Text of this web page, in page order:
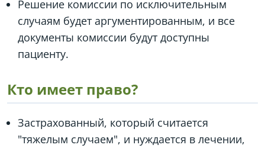
Решение комиссии по исключительным
случаям будет аргументированным, и все
документы комиссии будут доступны
пациенту.
Кто имеет право?
Застрахованный, который считается
"тяжелым случаем", и нуждается в лечении,